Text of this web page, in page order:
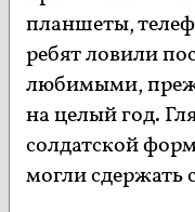
планшеты,
ребят ловили
любимыми,
на целый год.
солдатской
могли сдержать